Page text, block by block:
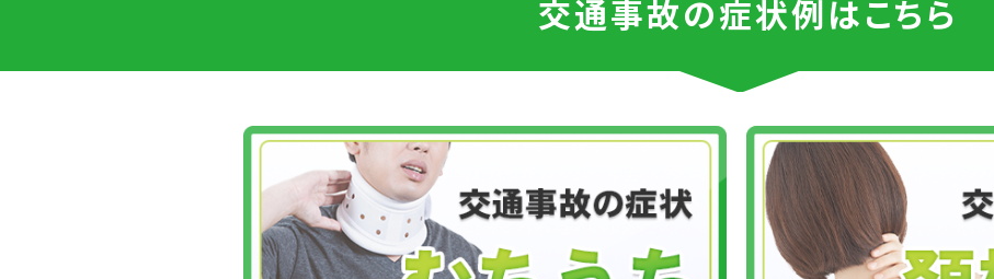
交通事故の症状例はこちら